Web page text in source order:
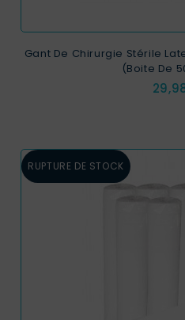
Gant De Chirurgie Stérile
(boite De
Prix
RUPTURE DE STOCK